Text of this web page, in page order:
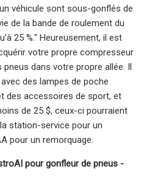
véhicule sont sous-gonflés de
de la bande de roulement du
25 %." Heureusement, il est
votre propre compresseur
dans votre propre allée. Il
des lampes de poche
des accessoires de sport, et
de 25 $, ceux-ci pourraient
station-service pour un
pour un remorquage.
pour gonfleur de pneus -